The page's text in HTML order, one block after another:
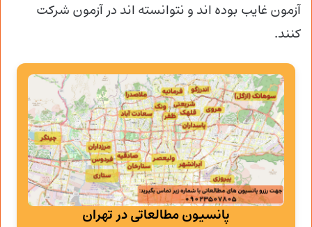
آزمون غایب بوده اند و نتوانسته اند در آزمون شرکت
کنند.
پانسیون مطالعاتی در تهران